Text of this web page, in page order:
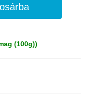
(100g))